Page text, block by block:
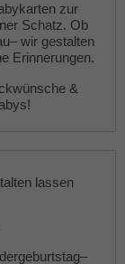
zur
Schatz. Ob
– wir gestalten
Erinnerungen.
&
lassen
–